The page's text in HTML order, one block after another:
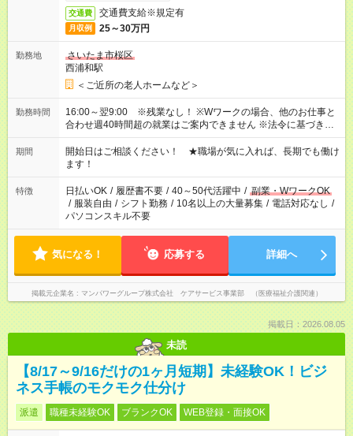
交通費 交通費支給※規定有
月収例 25～30万円
勤務地
さいたま市桜区
西浦和駅
＜ご近所の老人ホームなど＞
勤務時間
16:00～翌9:00 ※残業なし！ ※Wワークの場合、他のお仕事と
合わせ週40時間超の就業はご案内できません ※法令に基づき、
週20時間以上勤務は社会保険への加入対象となります ※労働者
派遣法（日雇い派遣の原則禁止）により、短時間・短期間の就
業はご案内が難しい場合があります
期間
開始日はご相談ください！ ★職場が気に入れば、長期でも働け
ます！
特徴 日払いOK / 履歴書不要 / 40～50代活躍中 / 副業・WワークOK
/ 服装自由 / シフト勤務 / 10名以上の大量募集 / 電話対応なし /
パソコンスキル不要
気になる！ 応募する 詳細へ
掲載元企業名 マンパワーグループ株式会社 ケアサービス事業部 （医療福祉介護関連）
掲載日：2026.08.05
未読
【8/17～9/16だけの1ヶ月短期】未経験OK！ビジ
ネス手帳のモクモク仕分け
派遣 職種未経験OK ブランクOK WEB登録・面接OK